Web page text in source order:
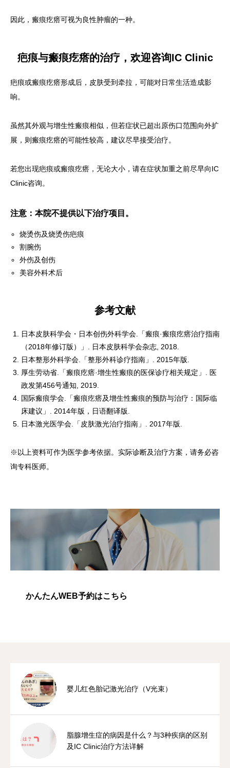
因此，瘢痕疙瘩可视为良性肿瘤的一种。
疤痕与瘢痕疙瘩的治疗，欢迎咨询IC Clinic
疤痕或瘢痕疙瘩形成后，皮肤受到牵拉，可能对日常生活造成影
响。
虽然其外观与增生性瘢痕相似，但若症状已超出原伤口范围向外扩
展，则瘢痕疙瘩的可能性较高，建议尽早接受治疗。
若您出现疤痕或瘢痕疙瘩，无论大小，请在症状加重之前尽早向IC
Clinic咨询。
注意：本院不提供以下治疗项目。
烧烫伤及烧烫伤疤痕
割腕伤
外伤及创伤
美容外科术后
参考文献
日本皮肤科学会・日本创伤外科学会.「瘢痕·瘢痕疙瘩治疗指南
（2018年修订版）」. 日本皮肤科学会杂志, 2018.
日本整形外科学会.「整形外科诊疗指南」. 2015年版.
厚生劳动省.「瘢痕疙瘩·增生性瘢痕的医保诊疗相关规定」. 医
政发第456号通知, 2019.
国际瘢痕学会.「瘢痕疙瘩及增生性瘢痕的预防与治疗：国际临
床建议」. 2014年版，日语翻译版.
日本激光医学会.「皮肤激光治疗指南」. 2017年版.
※以上资料可作为医学参考依据。实际诊断及治疗方案，请务必咨
询专科医师。
かんたんWEB予約はこちら
婴儿红色胎记激光治疗（V光束）
脂腺增生症的病因是什么？与3种疾病的区别
及IC Clinic治疗方法详解